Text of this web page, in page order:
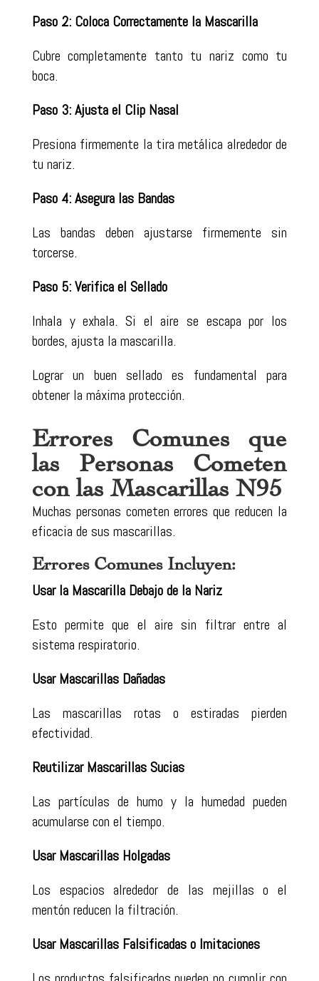
Paso 2: Coloca Correctamente la Mascarilla
Cubre completamente tanto tu nariz como tu
boca.
Paso 3: Ajusta el Clip Nasal
Presiona firmemente la tira metálica alrededor de
tu nariz.
Paso 4: Asegura las Bandas
Las bandas deben ajustarse firmemente sin
torcerse.
Paso 5: Verifica el Sellado
Inhala y exhala. Si el aire se escapa por los
bordes, ajusta la mascarilla.
Lograr un buen sellado es fundamental para
obtener la máxima protección.
Errores Comunes que
las Personas Cometen
con las Mascarillas N95
Muchas personas cometen errores que reducen la
eficacia de sus mascarillas.
Errores Comunes Incluyen:
Usar la Mascarilla Debajo de la Nariz
Esto permite que el aire sin filtrar entre al
sistema respiratorio.
Usar Mascarillas Dañadas
Las mascarillas rotas o estiradas pierden
efectividad.
Reutilizar Mascarillas Sucias
Las partículas de humo y la humedad pueden
acumularse con el tiempo.
Usar Mascarillas Holgadas
Los espacios alrededor de las mejillas o el
mentón reducen la filtración.
Usar Mascarillas Falsificadas o Imitaciones